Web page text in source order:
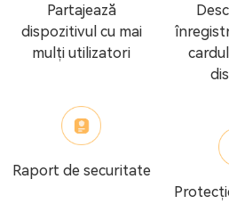
Partajează
dispozitivul cu mai
mulți utilizatori
Raport de securitate